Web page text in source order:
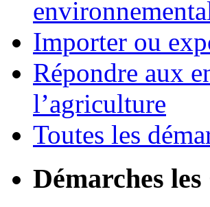
Importer ou
Répondre aux
l’agriculture
Toutes les
Démarches